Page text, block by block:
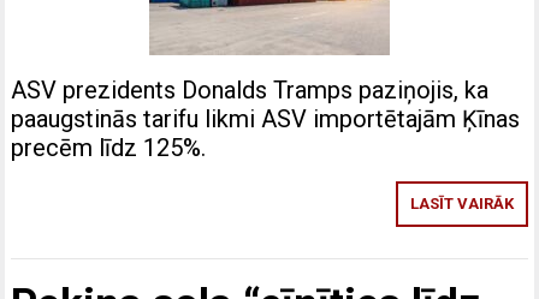
ASV prezidents Donalds Tramps paziņojis, ka
paaugstinās tarifu likmi ASV importētajām Ķīnas
precēm līdz 125%.
LASĪT VAIRĀK